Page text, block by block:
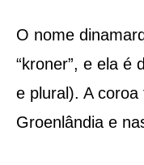
O nome
“kroner”, e ela é
e plural). A
Groenlândia e